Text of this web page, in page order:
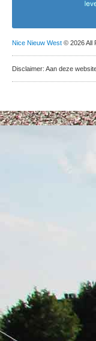
Nice Nieuw West © 2026 All
Disclaimer: Aan deze